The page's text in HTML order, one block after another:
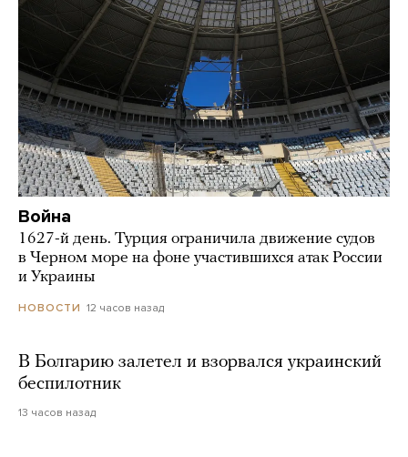
Война
1627-й день. Турция ограничила движение судов
в Черном море на фоне участившихся атак России
и Украины
НОВОСТИ 12 часов назад
В Болгарию залетел и взорвался украинский
беспилотник
13 часов назад